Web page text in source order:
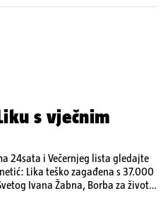
s vječnim
24sata i Večernjeg lista gledajte
Lika teško zagađena s 37.000
Ivana Žabna, Borba za život